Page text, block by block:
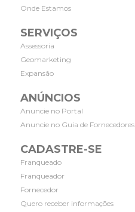
Onde Estamos
SERVIÇOS
Assessoria
Geomarketing
Expansão
ANÚNCIOS
Anuncie no Portal
Anuncie no Guia de Fornecedores
CADASTRE-SE
Franqueado
Franqueador
Fornecedor
Quero receber informações